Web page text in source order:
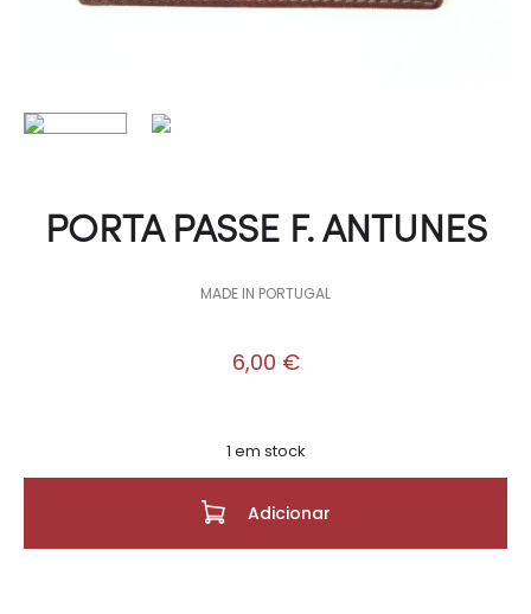
PORTA PASSE F. ANTUNES
MADE IN PORTUGAL
6,00 €
1 em stock
Adicionar